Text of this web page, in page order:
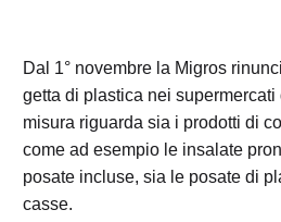
Dal 1° novembre la Migros
getta di plastica nei
misura riguarda sia i prodotti di
come ad esempio le insalate
posate incluse, sia le posate di
casse.